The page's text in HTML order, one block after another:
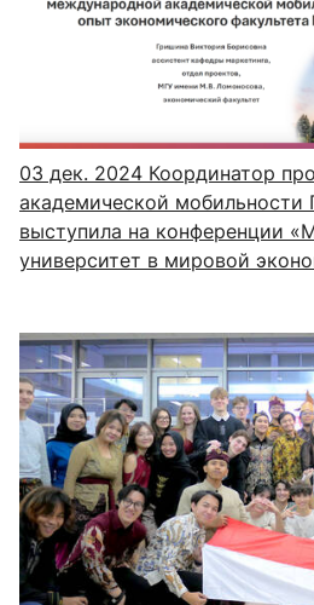
03 дек. 2024 Координатор
академической мобильности
выступила на конференции
университет в мировой